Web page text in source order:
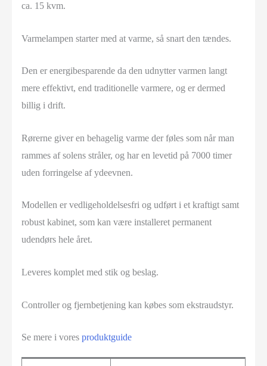
ca. 15 kvm.
Varmelampen starter med at varme, så snart den tændes.
Den er energibesparende da den udnytter varmen langt
mere effektivt, end traditionelle varmere, og er dermed
billig i drift.
Rørerne giver en behagelig varme der føles som når man
rammes af solens stråler, og har en levetid på 7000 timer
uden forringelse af ydeevnen.
Modellen er vedligeholdelsesfri og udført i et kraftigt samt
robust kabinet, som kan være installeret permanent
udendørs hele året.
Leveres komplet med stik og beslag.
Controller og fjernbetjening kan købes som ekstraudstyr.
Se mere i vores produktguide